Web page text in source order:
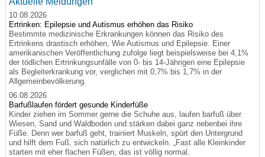
10.08.2026
Ertrinken: Epilepsie und Autismus erhöhen das Risiko
Bestimmte medizinische Erkrankungen können das Risiko des
Ertrinkens drastisch erhöhen, Wie Autismus und Epilepsie. Einer
amerikanischen Veröffentlichung zufolge liegt beispielsweise bei 4,1%
der tödlichen Ertrinkungsunfälle von 0- bis 14-Jährigen eine Epilepsie
als Begleiterkrankung vor, verglichen mit 0,7% bis 1,7% in der
Allgemeinbevölkerung.
06.08.2026
Barfußlaufen fördert gesunde Kinderfüße
Kinder ziehen im Sommer gerne die Schuhe aus, laufen barfuß über
Wiesen, Sand und Waldboden und stärken dabei ganz nebenbei ihre
Füße. Denn wer barfuß geht, trainiert Muskeln, spürt den Untergrund
und hilft dem Fuß, sich natürlich zu entwickeln. „Fast alle Kleinkinder
starten mit eher flachen Füßen, das ist völlig normal.